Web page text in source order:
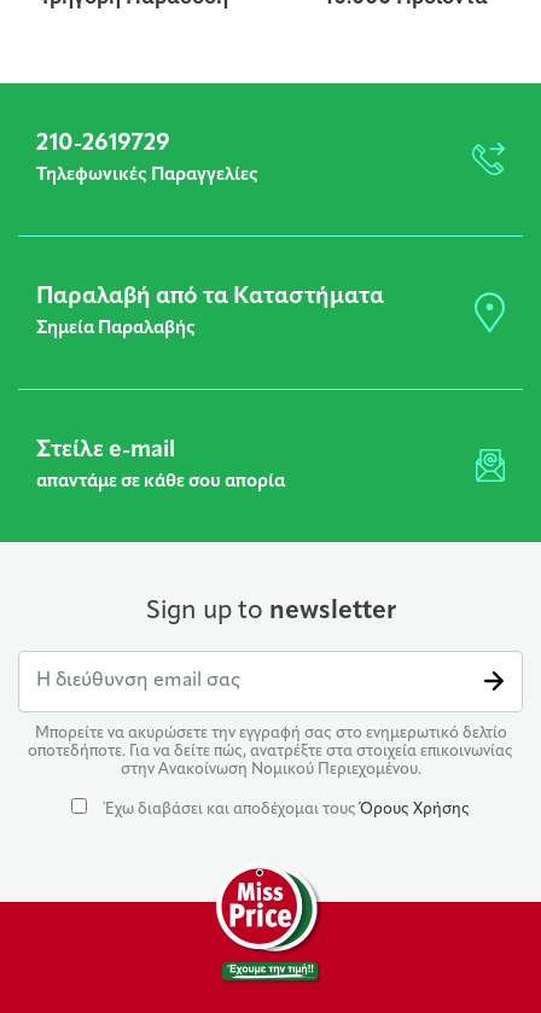
210-2619729
Τηλεφωνικές Παραγγελίες
Παραλαβή από τα Καταστήματα
Σημεία Παραλαβής
Στείλε e-mail
απαντάμε σε κάθε σου απορία
Sign up to newsletter
Μπορείτε να ακυρώσετε την εγγραφή σας στο ενημερωτικό δελτίο
οποτεδήποτε. Για να δείτε πώς, ανατρέξτε στα στοιχεία επικοινωνίας
στην Ανακοίνωση Νομικού Περιεχομένου.
Έχω διαβάσει και αποδέχομαι τουςΌρους Χρήσης